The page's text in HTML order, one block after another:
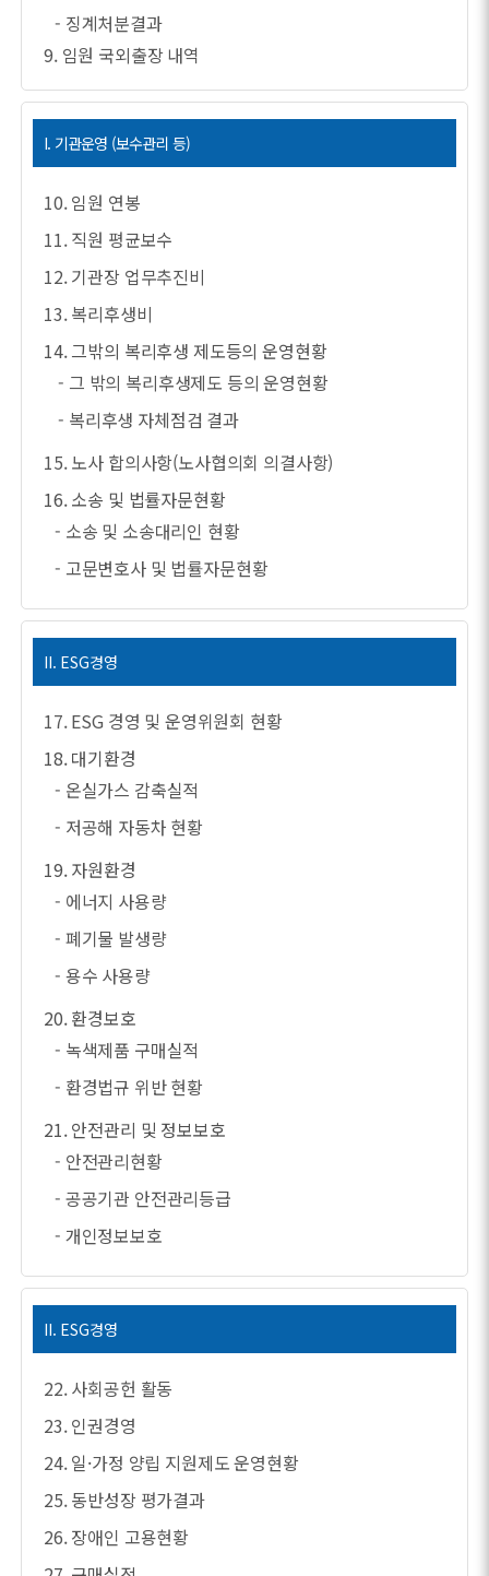
- 징계처분결과
9. 임원 국외출장 내역
I. 기관운영 (보수관리 등)
10. 임원 연봉
11. 직원 평균보수
12. 기관장 업무추진비
13. 복리후생비
14. 그밖의 복리후생 제도등의 운영현황
- 그 밖의 복리후생제도 등의 운영현황
- 복리후생 자체점검 결과
15. 노사 합의사항(노사협의회 의결사항)
16. 소송 및 법률자문현황
- 소송 및 소송대리인 현황
- 고문변호사 및 법률자문현황
II. ESG경영
17. ESG 경영 및 운영위원회 현황
18. 대기환경
- 온실가스 감축실적
- 저공해 자동차 현황
19. 자원환경
- 에너지 사용량
- 폐기물 발생량
- 용수 사용량
20. 환경보호
- 녹색제품 구매실적
- 환경법규 위반 현황
21. 안전관리 및 정보보호
- 안전관리현황
- 공공기관 안전관리등급
- 개인정보보호
II. ESG경영
22. 사회공헌 활동
23. 인권경영
24. 일·가정 양립 지원제도 운영현황
25. 동반성장 평가결과
26. 장애인 고용현황